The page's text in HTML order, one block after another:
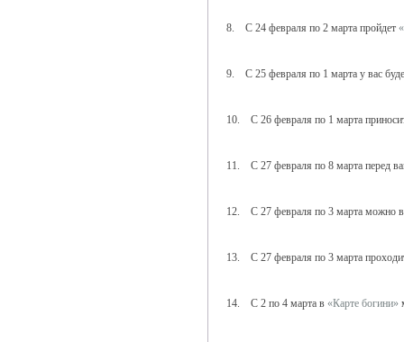
8. С 24 февраля по 2 марта пройдет
9. С 25 февраля по 1 марта у вас
10. С 26 февраля по 1 марта
11. С 27 февраля по 8 марта перед
12. С 27 февраля по 3 марта можно
13. С 27 февраля по 3 марта
14. С 2 по 4 марта в «Карте богини»